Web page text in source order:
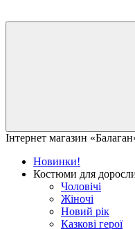
Інтернет магазин
Новинки!
Костюми для
Чоловічі
Жіночі
Новий рік
Казкові герої